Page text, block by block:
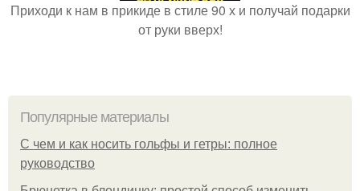
Приходи к нам в прикиде в стиле 90 х и получай подарки
от руки вверх!
Популярные материалы
С чем и как носить гольфы и гетры: полное
руководство